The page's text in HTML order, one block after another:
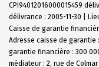
CPI94012016000015459
délivrance : 2005-11-30 |
Caisse de garantie
Adresse caisse de garantie
garantie financière : 300
médiateur : 2, rue de